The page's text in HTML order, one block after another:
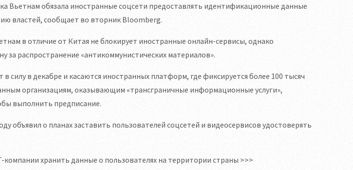
Вьетнам обязала иностранные соцсети предоставлять идентификационные данные
властей, сообщает во вторник Bloomberg.
в отличие от Китая не блокирует иностранные онлайн-сервисы, однако
за распространение «антикоммунистических материалов».
силу в декабре и касаются иностранных платформ, где фиксируется более 100 тысяч
организациям, оказывающим «трансграничные информационные услуги»,
выполнить предписание.
объявил о планах заставить пользователей соцсетей и видеосервисов удостоверять
компании хранить данные о пользователях на территории страны >>>